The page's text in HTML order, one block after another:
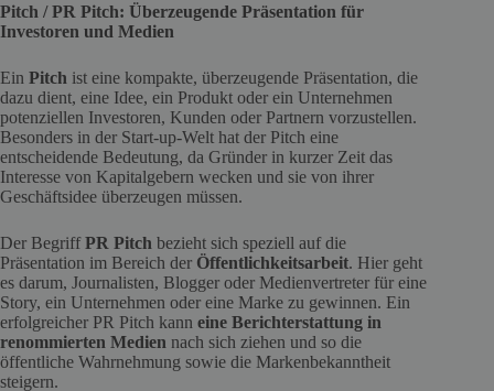
Pitch / PR Pitch: Überzeugende Präsentation für
Investoren und Medien
Ein Pitch ist eine kompakte, überzeugende Präsentation, die
dazu dient, eine Idee, ein Produkt oder ein Unternehmen
potenziellen Investoren, Kunden oder Partnern vorzustellen.
Besonders in der Start-up-Welt hat der Pitch eine
entscheidende Bedeutung, da Gründer in kurzer Zeit das
Interesse von Kapitalgebern wecken und sie von ihrer
Geschäftsidee überzeugen müssen.
Der BegriffPR Pitch bezieht sich speziell auf die
Präsentation im Bereich der Öffentlichkeitsarbeit. Hier geht
es darum, Journalisten, Blogger oder Medienvertreter für eine
Story, ein Unternehmen oder eine Marke zu gewinnen. Ein
erfolgreicher PR Pitch kann eine Berichterstattung in
renommierten Medien nach sich ziehen und so die
öffentliche Wahrnehmung sowie die Markenbekanntheit
steigern.